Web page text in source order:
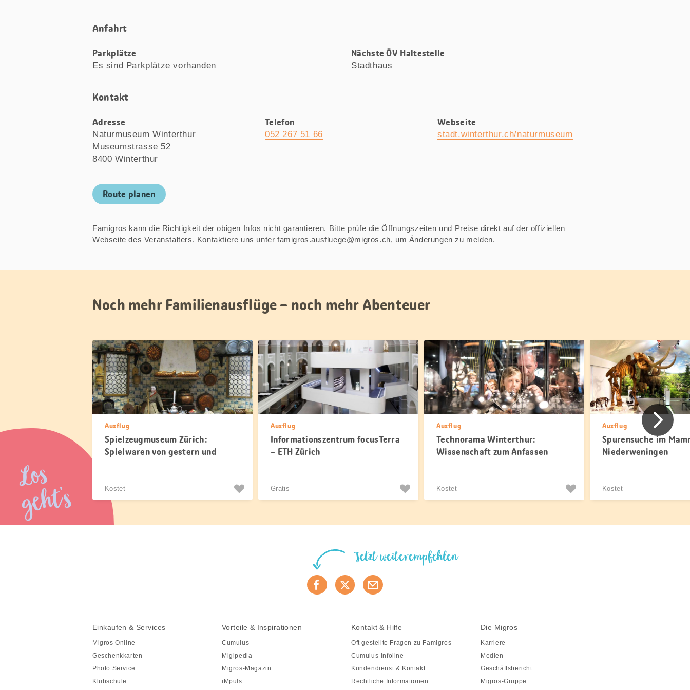
Anfahrt
Parkplätze
Es sind Parkplätze vorhanden
Nächste ÖV Haltestelle
Stadthaus
Kontakt
Adresse
Naturmuseum Winterthur
Museumstrasse 52
8400 Winterthur
Telefon
052 267 51 66
Webseite
stadt.winterthur.ch/naturmuseum
Route planen
Famigros kann die Richtigkeit der obigen Infos nicht garantieren. Bitte prüfe die Öffnungszeiten und Preise direkt auf der offiziellen
Webseite des Veranstalters. Kontaktiere uns unter famigros.ausfluege@migros.ch, um Änderungen zu melden.
Noch mehr Familienausflüge – noch mehr Abenteuer
Ausflug
Spielzeugmuseum Zürich:
Spielwaren von gestern und
Kostet
Ausflug
Informationszentrum focusTerra
– ETH Zürich
Gratis
Ausflug
Technorama Winterthur:
Wissenschaft zum Anfassen
Kostet
Ausflug
Spurensuche im
Niederweningen
Kostet
Vorher
Los
geht’s
Jetzt weiterempfehlen
Einkaufen & Services
Migros Online
Geschenkkarten
Photo Service
Klubschule
Vorteile & Inspirationen
Cumulus
Migipedia
Migros-Magazin
iMpuls
Kontakt & Hilfe
Oft gestellte Fragen zu Famigros
Cumulus-Infoline
Kundendienst & Kontakt
Rechtliche Informationen
Die Migros
Karriere
Medien
Geschäftsbericht
Migros-Gruppe